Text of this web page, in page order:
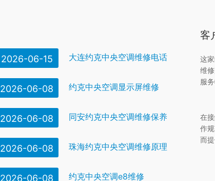
2026-06-15 大连约克中央空调维修电话
2026-06-08 约克中央空调显示屏维修
2026-06-08 同安约克中央空调维修保养
2026-06-08 珠海约克中央空调维修原理
2026-06-08 约克中央空调e8维修
客
这
维
服
在
作
而